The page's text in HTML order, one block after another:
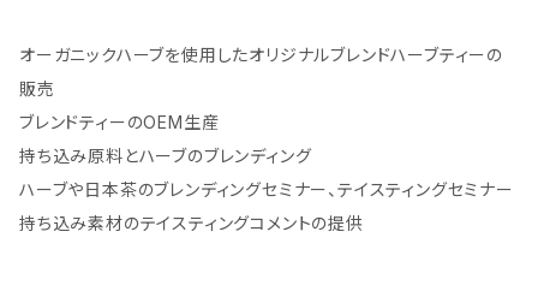
オーガニックハーブを使用したオリジナルブレンドハーブティーの
販売
ブレンドティーのOEM生産
持ち込み原料とハーブのブレンディング
ハーブや日本茶のブレンディングセミナー、テイスティングセミナー
持ち込み素材のテイスティングコメントの提供